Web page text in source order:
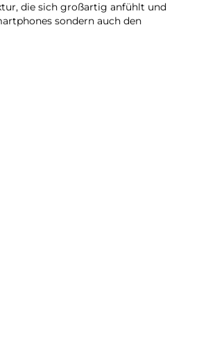
die sich großartig anfühlt und
sondern auch den